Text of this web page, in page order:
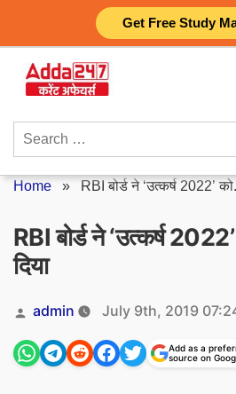
Get Free Study
content
Search
Home » RBI बोर्ड ने ‘उत्कर्ष 2022’
RBI बोर्ड ने ‘उत्कर्ष
दिया
Posted
by
admin July 9th, 2019
Add as a
source on